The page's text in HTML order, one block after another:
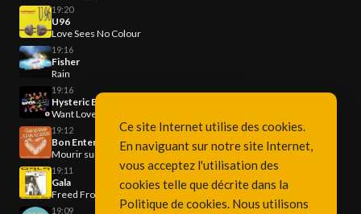
19:20
U96
Love Sees No Colour
19:16
Fisher
Rain
19:16
Hysteric Ego
Want Love
19:12
Bon Entendeur vs Dalida
Mourir sur scène
19:11
Gala
Freed From Desire
19:09
Ce site Internet utilise des cookies.
En naviguant sur notre site Internet,
vous acceptez l'utilisation des
cookies telle que décrite dans la
Politique de cookies. Nous utilisons